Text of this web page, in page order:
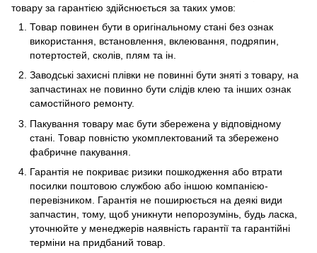
товару за гарантією здійснюється за таких умов:
Товар повинен бути в оригінальному стані без ознак
використання, встановлення, вклеювання, подряпин,
потертостей, сколів, плям та ін.
Заводські захисні плівки не повинні бути зняті з товару, на
запчастинах не повинно бути слідів клею та інших ознак
самостійного ремонту.
Пакування товару має бути збережена у відповідному
стані. Товар повністю укомплектований та збережено
фабричне пакування.
Гарантія не покриває ризики пошкодження або втрати
посилки поштовою службою або іншою компанією-
перевізником. Гарантія не поширюється на деякі види
запчастин, тому, щоб уникнути непорозумінь, будь ласка,
уточнюйте у менеджерів наявність гарантії та гарантійні
терміни на придбаний товар.